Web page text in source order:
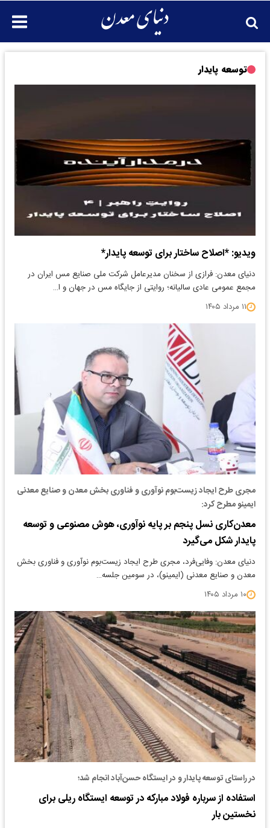
توسعه پایدار
ویدیو: *اصلاح ساختار برای توسعه پایدار*
دنیای معدن: فرازی از سخنان مدیرعامل شرکت ملی صنایع مس ایران در
مجمع عمومی عادی سالیانه؛ روایتی از جایگاه مس در جهان و ا…
۱۱ مرداد ۱۴۰۵
مجری طرح ایجاد زیست‌بوم نوآوری و فناوری بخش معدن و صنایع معدنی
ایمینو مطرح کرد:
معدن‌کاری نسل پنجم بر پایه نوآوری، هوش مصنوعی و توسعه
پایدار شکل می‌گیرد
دنیای معدن: وفایی‌فرد، مجری طرح ایجاد زیست‌بوم نوآوری و فناوری بخش
معدن و صنایع معدنی (ایمینو)، در سومین جلسه…
۱۰ مرداد ۱۴۰۵
در راستای توسعه پایدار و در ایستگاه حسن‌آباد انجام شد؛
استفاده از سرباره فولاد مبارکه در توسعه ایستگاه ریلی برای
نخستین بار